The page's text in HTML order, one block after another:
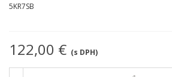
5KR7SB
122,00 € (s DPH)